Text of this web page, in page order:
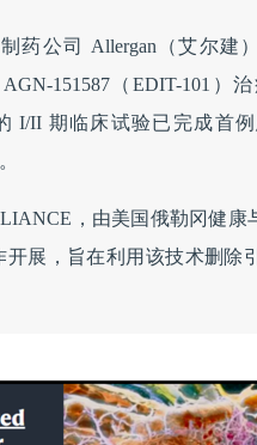
药公司 Allergan（艾尔建
151587（EDIT-101）
的 I/II 期临床试验已完成
，由美国俄勒冈健康
开展，旨在利用该技术删除